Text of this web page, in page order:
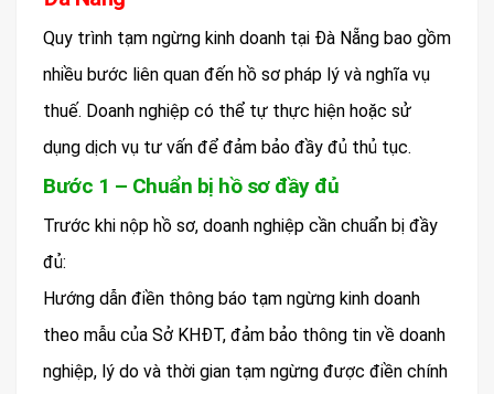
Quy trình tạm ngừng kinh doanh tại Đà Nẵng bao gồm
nhiều bước liên quan đến hồ sơ pháp lý và nghĩa vụ
thuế. Doanh nghiệp có thể tự thực hiện hoặc sử
dụng dịch vụ tư vấn để đảm bảo đầy đủ thủ tục.
Bước 1 – Chuẩn bị hồ sơ đầy đủ
Trước khi nộp hồ sơ, doanh nghiệp cần chuẩn bị đầy
đủ:
Hướng dẫn điền thông báo tạm ngừng kinh doanh
theo mẫu của Sở KHĐT, đảm bảo thông tin về doanh
nghiệp, lý do và thời gian tạm ngừng được điền chính